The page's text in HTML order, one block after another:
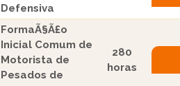
Defensiva
FormaÃ§Ã£o
Inicial Comum de
Motorista de
Pesados de
280
horas